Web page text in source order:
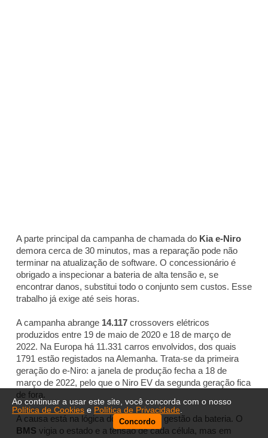
A parte principal da campanha de chamada do Kia e-Niro
demora cerca de 30 minutos, mas a reparação pode não
terminar na atualização de software. O concessionário é
obrigado a inspecionar a bateria de alta tensão e, se
encontrar danos, substitui todo o conjunto sem custos. Esse
trabalho já exige até seis horas.
A campanha abrange 14.117 crossovers elétricos
produzidos entre 19 de maio de 2020 e 18 de março de
2022. Na Europa há 11.331 carros envolvidos, dos quais
1791 estão registados na Alemanha. Trata-se da primeira
geração do e-Niro: a janela de produção fecha a 18 de
março de 2022, pelo que o Niro EV da segunda geração fica
de fora.
A causa está na lógica do sistema de gestão da bateria. O
BMS vigia o estado e a tensão de cada célula, mas em
Ao continuar a usar este site, você concorda com o nosso
Política de Cookies e Política de Privacidade
Concordo